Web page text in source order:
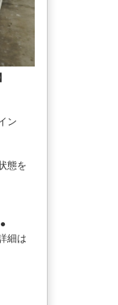
ン
態を
細は